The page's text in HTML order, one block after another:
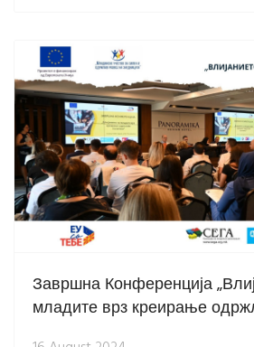
Завршна Конференција
младите врз креирање